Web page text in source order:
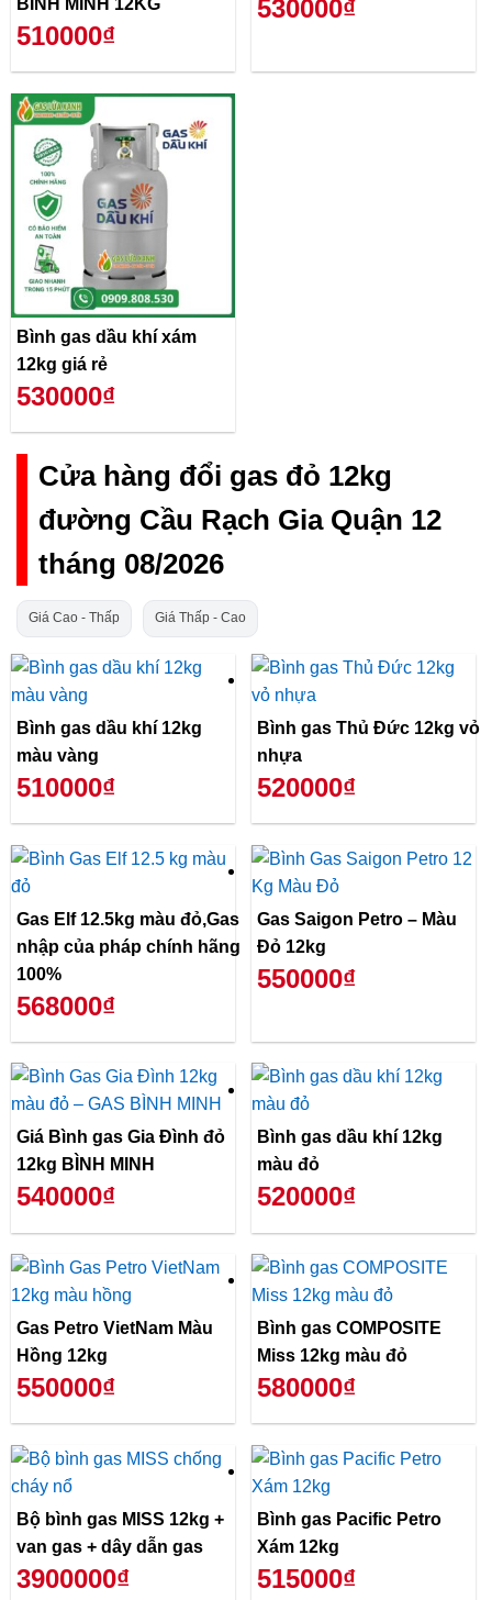
BÌNH MINH 12KG
510000₫
530000₫
Bình gas dầu khí xám
12kg giá rẻ
530000₫
Cửa hàng đổi gas đỏ 12kg
đường Cầu Rạch Gia Quận 12
tháng 08/2026
Giá Cao - Thấp Giá Thấp - Cao
Bình gas dầu khí 12kg
màu vàng
510000₫
Bình gas Thủ Đức 12kg vỏ
nhựa
520000₫
Gas Elf 12.5kg màu đỏ,Gas
nhập của pháp chính hãng
100%
568000₫
Gas Saigon Petro – Màu
Đỏ 12kg
550000₫
Giá Bình gas Gia Đình đỏ
12kg BÌNH MINH
540000₫
Bình gas dầu khí 12kg
màu đỏ
520000₫
Gas Petro VietNam Màu
Hồng 12kg
550000₫
Bình gas COMPOSITE
Miss 12kg màu đỏ
580000₫
Bộ bình gas MISS 12kg +
van gas + dây dẫn gas
3900000₫
Bình gas Pacific Petro
Xám 12kg
515000₫